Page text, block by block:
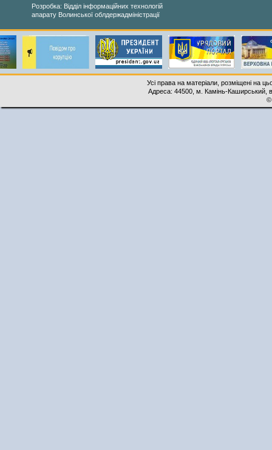
Розробка: Відділ інформаційних технологій
апарату Волинської облдержадміністрації
Усі права на матеріали, розміщені на
Адреса: 44500, м. Камінь-Каширський,
©